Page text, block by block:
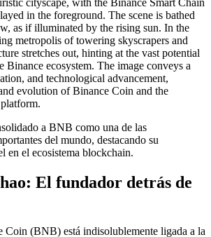
a BNB como una de las
del mundo, destacando su
en el ecosistema blockchain.
El fundador detrás de
Coin (BNB) está indisolublemente ligada a la